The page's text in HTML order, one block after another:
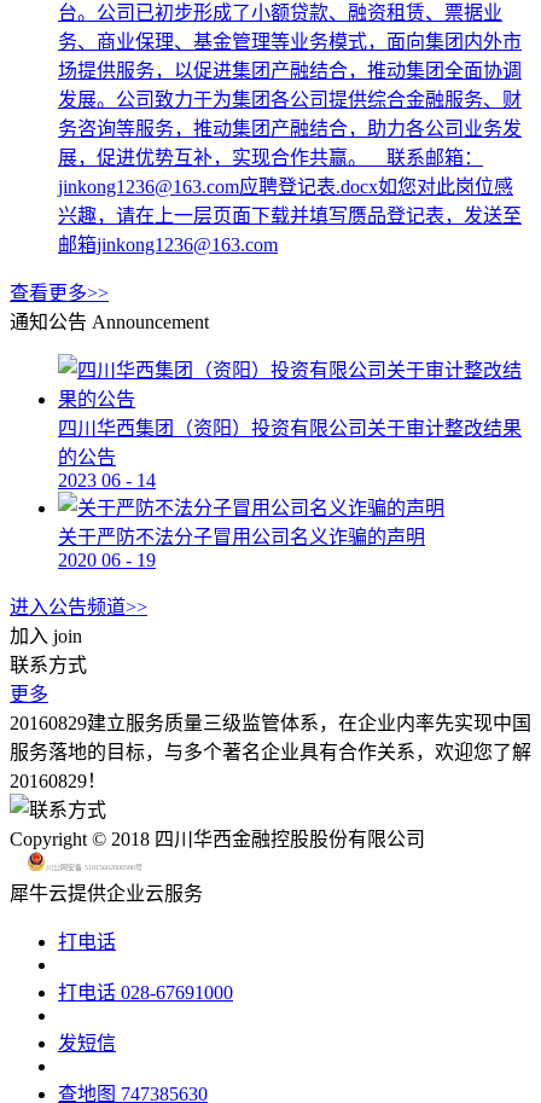
台。公司已初步形成了小额贷款、融资租赁、票据业
务、商业保理、基金管理等业务模式，面向集团内外市
场提供服务，以促进集团产融结合，推动集团全面协调
发展。公司致力于为集团各公司提供综合金融服务、财
务咨询等服务，推动集团产融结合，助力各公司业务发
展，促进优势互补，实现合作共赢。 联系邮箱：
jinkong1236@163.com应聘登记表.docx如您对此岗位感
兴趣，请在上一层页面下载并填写赝品登记表，发送至
邮箱jinkong1236@163.com
查看更多>>
通知公告 Announcement
四川华西集团（资阳）投资有限公司关于审计整改结果
的公告
2023 06 - 14
关于严防不法分子冒用公司名义诈骗的声明
2020 06 - 19
进入公告频道>>
加入 join
联系方式
更多
20160829建立服务质量三级监管体系，在企业内率先实现中国
服务落地的目标，与多个著名企业具有合作关系，欢迎您了解
20160829！
Copyright © 2018 四川华西金融控股股份有限公司
川公网安备 51015602000580号
犀牛云提供企业云服务
打电话
打电话 028-67691000
发短信
查地图 747385630